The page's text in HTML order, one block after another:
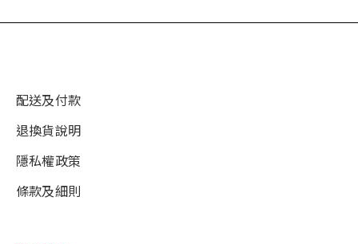
配送及付款
退換貨說明
隱私權政策
條款及細則